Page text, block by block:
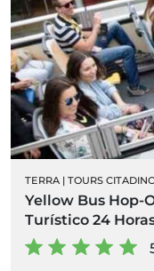
TERRA | TOURS
Yellow Bus Hop-
Turístico 24